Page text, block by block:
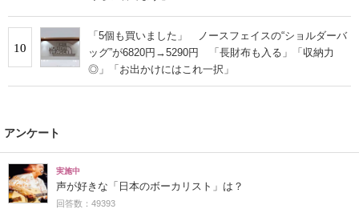
10
「5個も買いました」 ノースフェイスの“ショルダーバ
ッグ”が6820円→5290円 「長財布も入る」「収納力
◎」「お出かけにはこれ一択」
アンケート
実施中
声が好きな「日本のボーカリスト」は？
回答数：49393